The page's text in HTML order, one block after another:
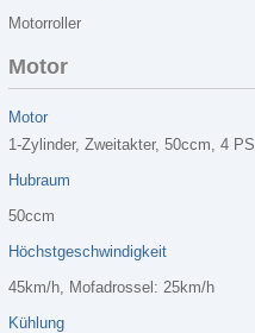
Motorroller
Motor
Motor
1-Zylinder, Zweitakter, 50ccm, 4 PS
Hubraum
50ccm
Höchstgeschwindigkeit
45km/h, Mofadrossel: 25km/h
Kühlung